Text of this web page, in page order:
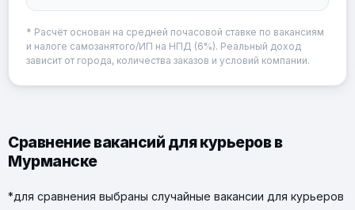
* Расчёт основан на средней почасовой ставке по вакансиям
и налоге самозанятого/ИП на НПД (6%). Реальный доход
зависит от города, количества заказов и условий компании.
Сравнение вакансий для курьеров в
Мурманске
*для сравнения выбраны случайные вакансии для курьеров